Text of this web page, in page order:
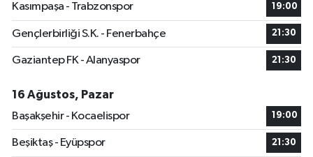
Kasımpaşa - Trabzonspor 19:00
Gençlerbirliği S.K. - Fenerbahçe 21:30
Gaziantep FK - Alanyaspor 21:30
16 Ağustos, Pazar
Başakşehir - Kocaelispor
19:00
Beşiktaş - Eyüpspor 21:30